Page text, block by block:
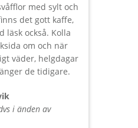
med sylt och
det gott kaffe,
läsk också. Kolla
om och när
väder, helgdagar
de tidigare.
i änden av